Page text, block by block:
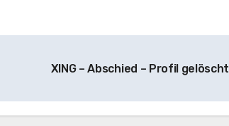
XING – Abschied – Profil gelöscht